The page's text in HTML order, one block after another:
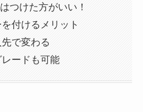
つけた方がいい！
付けるメリット
で変わる
ードも可能